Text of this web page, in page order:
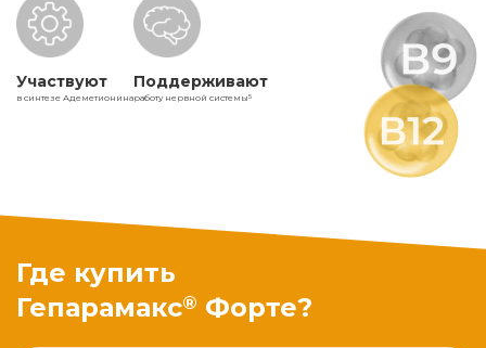
Участвуют
в синтезе Адеметионина
Поддерживают
работу нервной системы5
Где купить
Гепарамакс® Форте?